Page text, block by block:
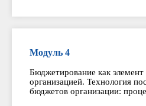
Модуль 4
Бюджетирование как элемент
организацией. Технология
бюджетов организации: